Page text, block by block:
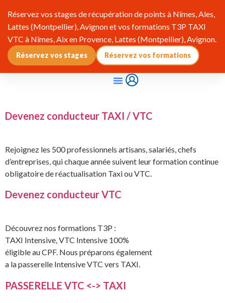
Réservez vos stages de récupération de points à Nîmes, Ales,
Lattes (Montpellier), Avignon et vos formations T3P TAXI
VTC à Nîmes, Aix en Provence, Lattes (Montpellier), Avignon.
Réservez vos stages Réservez vos formations
Devenez conducteur TAXI / VTC
Rejoignez les 500 professionnels artisans, salariés, chefs
d’entreprises, qui chaque année suivent leur formation continue
obligatoire de réactualisation Taxi ou VTC.
Devenez conducteur VTC
Découvrez nos formations T3P :
TAXI Intensive, VTC Intensive 100%
éligible au CPF. Nous préparons également
a la passerelle Intensive VTC vers TAXI.
PASSERELLE VTC <-> TAXI